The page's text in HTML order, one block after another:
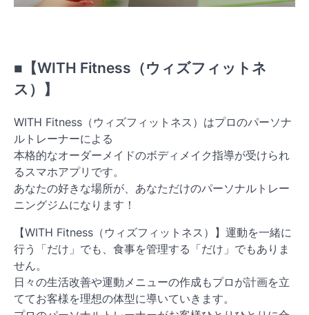
■【WITH Fitness（ウィズフィットネ
ス）】
WITH Fitness（ウィズフィットネス）はプロのパーソナ
ルトレーナーによる
本格的なオーダーメイドのボディメイク指導が受けられ
るスマホアプリです。
あなたの好きな場所が、あなただけのパーソナルトレー
ニングジムになります！
【WITH Fitness（ウィズフィットネス）】運動を一緒に
行う「だけ」でも、食事を管理する「だけ」でもありま
せん。
日々の生活改善や運動メニューの作成もプロが計画を立
ててお客様を理想の体型に導いていきます。